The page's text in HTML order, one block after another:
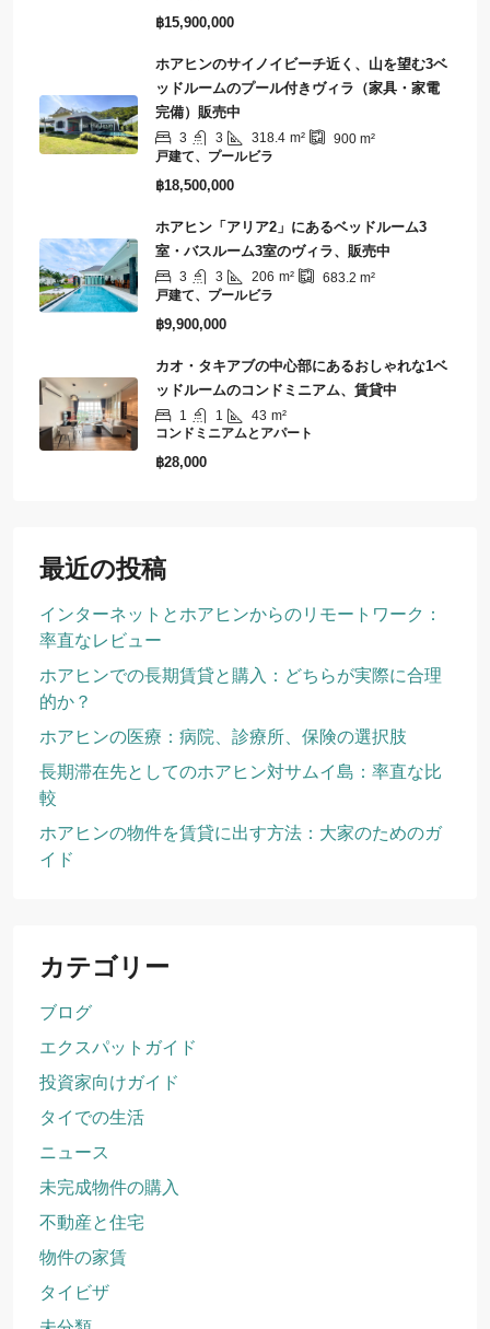
฿15,900,000
ホアヒンのサイノイビーチ近く、山を望む3ベ
ッドルームのプール付きヴィラ（家具・家電
完備）販売中
3 3 318.4 m² 900 m²
戸建て、プールビラ
฿18,500,000
ホアヒン「アリア2」にあるベッドルーム3
室・バスルーム3室のヴィラ、販売中
3 3 206 m² 683.2 m²
戸建て、プールビラ
฿9,900,000
カオ・タキアブの中心部にあるおしゃれな1ベ
ッドルームのコンドミニアム、賃貸中
1 1 43 m²
コンドミニアムとアパート
฿28,000
最近の投稿
インターネットとホアヒンからのリモートワーク：
率直なレビュー
ホアヒンでの長期賃貸と購入：どちらが実際に合理
的か？
ホアヒンの医療：病院、診療所、保険の選択肢
長期滞在先としてのホアヒン対サムイ島：率直な比
較
ホアヒンの物件を賃貸に出す方法：大家のためのガ
イド
カテゴリー
ブログ
エクスパットガイド
投資家向けガイド
タイでの生活
ニュース
未完成物件の購入
不動産と住宅
物件の家賃
タイビザ
未分類